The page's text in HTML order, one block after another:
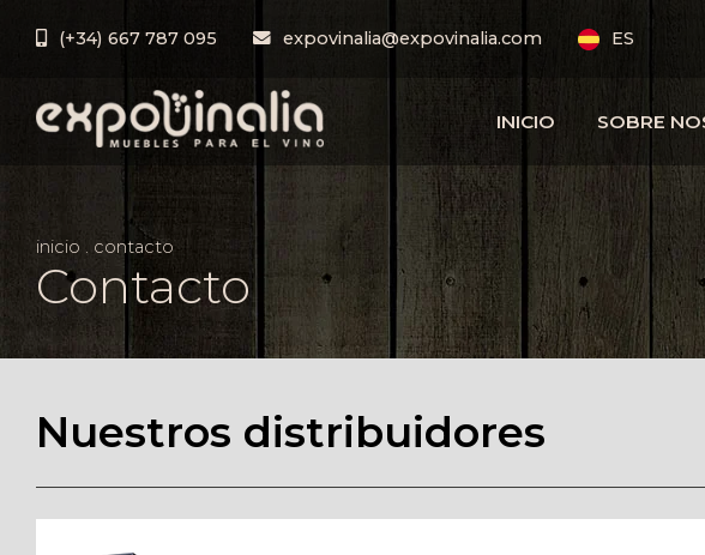
(+34) 667 787 095 expovinalia@expovinalia.com ES
INICIO SOBRE
inicio . contacto
Contacto
Nuestros distribuidores